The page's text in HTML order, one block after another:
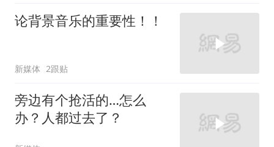
论背景音乐的重要性！！
新媒体 2跟贴
旁边有个抢活的…怎么
办？人都过去了？